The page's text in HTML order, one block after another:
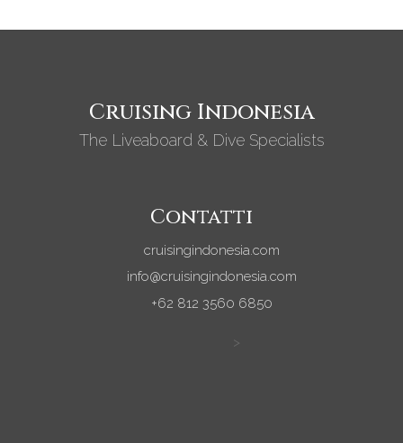
Cruising Indonesia
The Liveaboard & Dive Specialists
Contatti
cruisingindonesia.com
info@cruisingindonesia.com
+62 812 3560 6850
>